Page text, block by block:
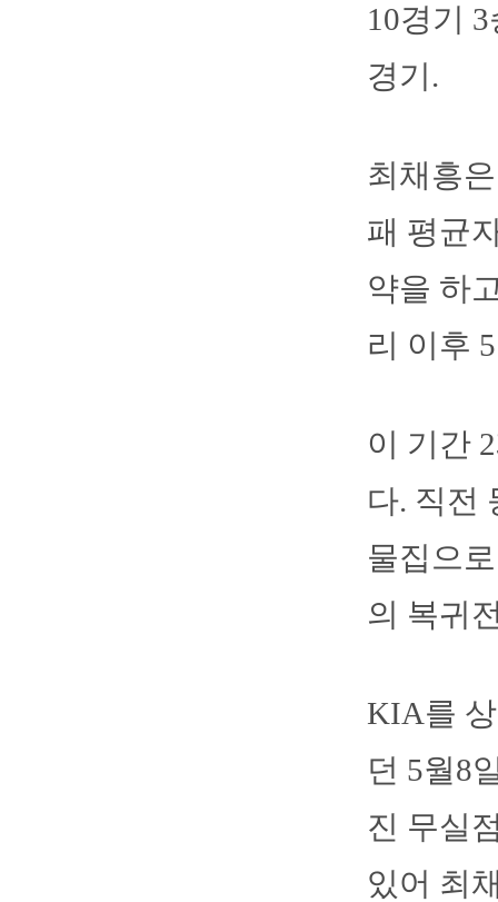
10경기
경기.
최채흥
패 평균
약을 하
리 이후
이 기간
다. 직전
물집으
의 복귀
KIA를
던 5월8
진 무실
있어 최